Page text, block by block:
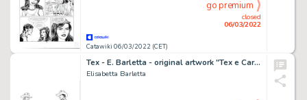
Catawiki 06/03/2022 (CET)
closed
06/03/2022
go premium
Tex - E. Barletta - original artwork "Tex e Carson" - Page volante - Exemplaire unique (2022)
Elisabetta Barletta